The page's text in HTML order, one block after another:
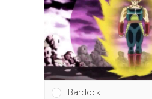
Bardock